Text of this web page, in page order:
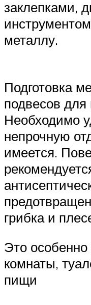
заклепками,
металлу.
Подготовка
подвесов для
Необходимо
непрочную
имеется.
грибка и
Это
комнаты,
пищи